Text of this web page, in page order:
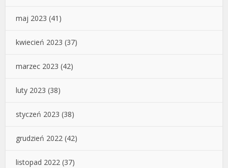
maj 2023 (41)
kwiecień 2023 (37)
marzec 2023 (42)
luty 2023 (38)
styczeń 2023 (38)
grudzień 2022 (42)
listopad 2022 (37)